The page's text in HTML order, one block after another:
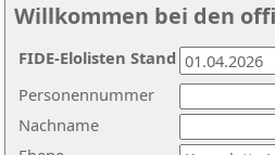
Willkommen bei den
Nachname
Personennummer
FIDE-Elolisten Stand